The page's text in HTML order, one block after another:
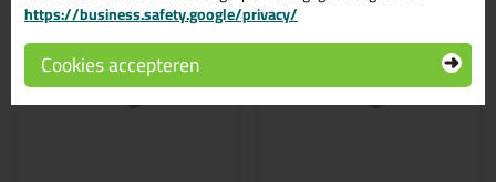
https://business.safety.google/privacy/
Cookies accepteren